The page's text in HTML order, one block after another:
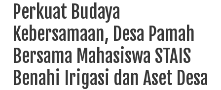
Perkuat Budaya
Kebersamaan, Desa Pamah
Bersama Mahasiswa STAIS
Benahi Irigasi dan Aset Desa